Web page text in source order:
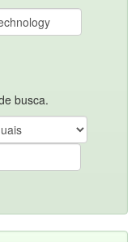
busca.